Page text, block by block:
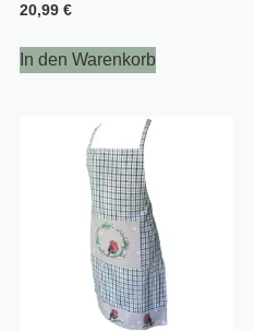
20,99 €
In den Warenkorb